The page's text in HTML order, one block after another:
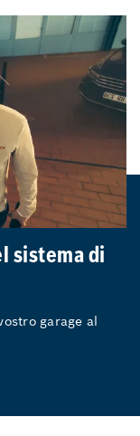
sistema di
garage al